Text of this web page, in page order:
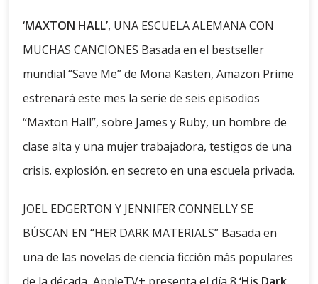
‘MAXTON HALL’, UNA ESCUELA ALEMANA CON
MUCHAS CANCIONES Basada en el bestseller
mundial “Save Me” de Mona Kasten, Amazon Prime
estrenará este mes la serie de seis episodios
“Maxton Hall”, sobre James y Ruby, un hombre de
clase alta y una mujer trabajadora, testigos de una
crisis. explosión. en secreto en una escuela privada.
JOEL EDGERTON Y JENNIFER CONNELLY SE
BÚSCAN EN “HER DARK MATERIALS” Basada en
una de las novelas de ciencia ficción más populares